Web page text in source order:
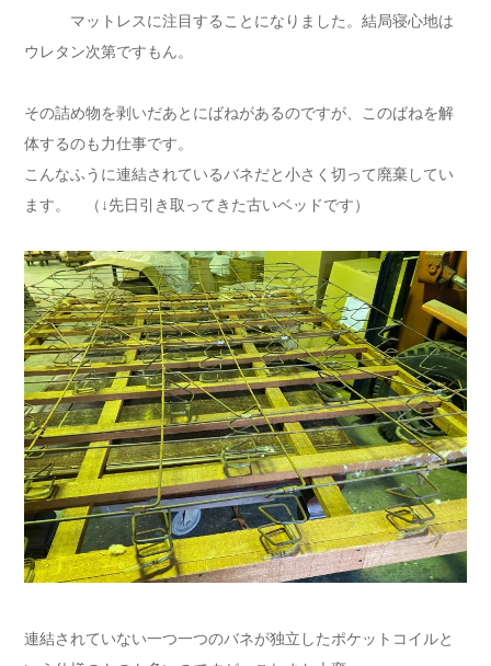
マットレスに注目することになりました。結局寝心地は
ウレタン次第ですもん。
その詰め物を剥いだあとにばねがあるのですが、このばねを解
体するのも力仕事です。
こんなふうに連結されているバネだと小さく切って廃棄してい
ます。 （↓先日引き取ってきた古いベッドです）
連結されていない一つ一つのバネが独立したポケットコイルと